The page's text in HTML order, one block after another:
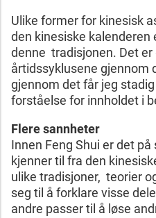
Ulike former for kinesisk
den kinesiske kalenderen
denne tradisjonen. Det er
årtidssyklusene gjennom
gjennom det får jeg
forståelse for innholdet i
Flere sannheter
Innen Feng Shui er det
kjenner til fra den
ulike tradisjoner, teorier
seg til å forklare visse
andre passer til å løse